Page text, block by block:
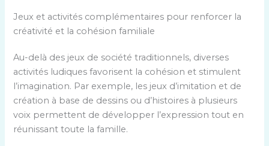
Jeux et activités complémentaires pour renforcer la
créativité et la cohésion familiale
Au-delà des jeux de société traditionnels, diverses
activités ludiques favorisent la cohésion et stimulent
l’imagination. Par exemple, les jeux d’imitation et de
création à base de dessins ou d’histoires à plusieurs
voix permettent de développer l’expression tout en
réunissant toute la famille.